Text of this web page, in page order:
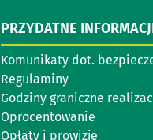
PRZYDATNE
Komunikaty dot.
Regulaminy
Godziny graniczne
Oprocentowanie
Opłaty i prowizje